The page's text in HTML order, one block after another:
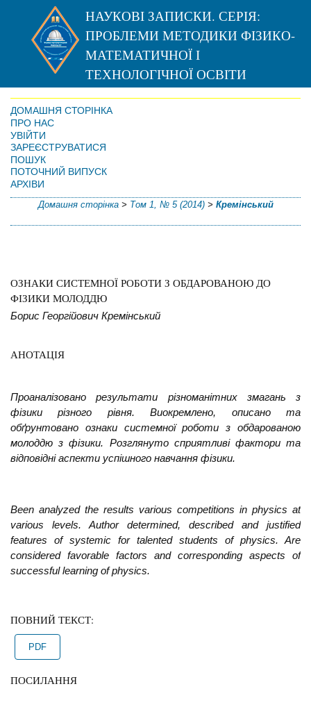
НАУКОВІ ЗАПИСКИ. СЕРІЯ:
ПРОБЛЕМИ МЕТОДИКИ ФІЗИКО-
МАТЕМАТИЧНОЇ І
ТЕХНОЛОГІЧНОЇ ОСВІТИ
ДОМАШНЯ СТОРІНКА
ПРО НАС
УВІЙТИ
ЗАРЕЄСТРУВАТИСЯ
ПОШУК
ПОТОЧНИЙ ВИПУСК
АРХІВИ
Домашня сторінка> Том 1, № 5 (2014)> Кремінський
ОЗНАКИ СИСТЕМНОЇ РОБОТИ З ОБДАРОВАНОЮ ДО
ФІЗИКИ МОЛОДДЮ
Борис Георгійович Кремінський
АНОТАЦІЯ
Проаналізовано результати різноманітних змагань з
фізики різного рівня.
Виокремлено, описано та
обґрунтовано ознаки системної роботи з обдарованою
молоддю з фізики. Розглянуто сприятливі фактори та
відповідні аспекти успішного навчання фізики.
Been analyzed the results various competitions in physics at
various levels. Author
determined, described and justified
features of systemic for talented students of physics. Are
considered favorable factors and corresponding aspects of
successful learning of physics.
ПОВНИЙ ТЕКСТ:
PDF
ПОСИЛАННЯ